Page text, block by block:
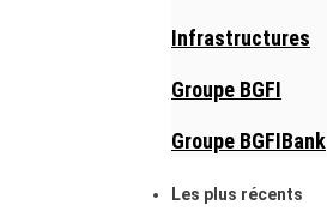
Infrastructures
Groupe BGFI
Groupe BGFIBank
Les plus récents